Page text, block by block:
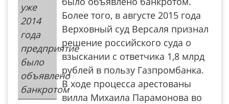
уже
2014
года
предприятие
было
объявлено
банкротом
Более того, в августе 2015 года
Верховный суд Версаля признал
решение российского суда о
взыскании с ответчика 1,8 млрд
рублей в пользу Газпромбанка.
В ходе процесса арестованы
вилла Михаила Парамонова во